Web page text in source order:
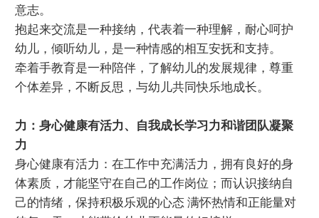
意志。
抱起来交流是一种接纳，代表着一种理解，耐心呵护
幼儿，倾听幼儿，是一种情感的相互安抚和支持。
牵着手教育是一种陪伴，了解幼儿的发展规律，尊重
个体差异，不断反思，与幼儿共同快乐地成长。
力：身心健康有活力、自我成长学习力和谐团队凝聚
力
身心健康有活力：在工作中充满活力，拥有良好的身
体素质，才能坚守在自己的工作岗位；而认识接纳自
己的情绪，保持积极乐观的心态 满怀热情和正能量对